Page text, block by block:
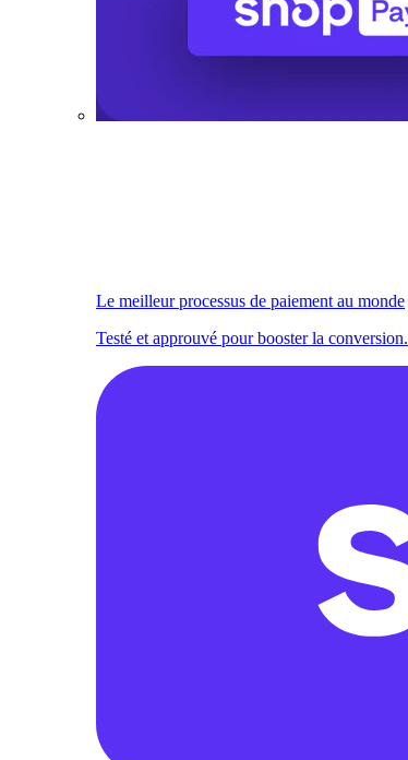
Le meilleur processus de paiement au monde
Testé et approuvé pour booster la conversion.